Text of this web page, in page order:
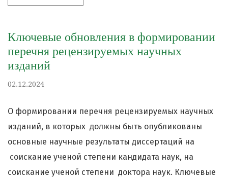
Ключевые обновления в формировании
перечня рецензируемых научных
изданий
02.12.2024
О формировании перечня рецензируемых научных
изданий, в которых должны быть опубликованы
основные научные результаты диссертаций на
соискание ученой степени кандидата наук, на
соискание ученой степени доктора наук. Ключевые